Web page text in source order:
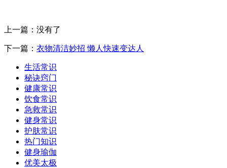
上一篇：没有了
下一篇： 衣物清洁妙招 懒人快速变达人
生活常识
秘诀窍门
健康常识
饮食常识
急救常识
健身常识
护肤常识
热门知识
健身瑜伽
优美太极